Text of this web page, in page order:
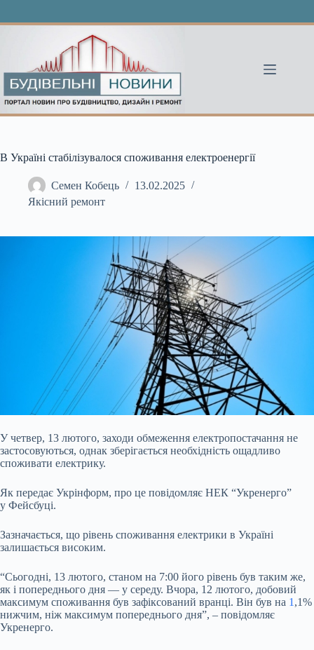
В Україні стабілізувалося споживання електроенергії
Семен Кобець
13.02.2025
Якісний ремонт
У четвер, 13 лютого, заходи обмеження електропостачання не
застосовуються, однак зберігається необхідність ощадливо
споживати електрику.
Як передає Укрінформ, про це повідомляє НЕК “Укренерго”
у Фейсбуці.
Зазначається, що рівень споживання електрики в Україні
залишається високим.
“Сьогодні, 13 лютого, станом на 7:00 його рівень був таким же,
як і попереднього дня — у середу. Вчора, 12 лютого, добовий
максимум споживання був зафіксований вранці. Він був на 1 ,1%
нижчим, ніж максимум попереднього дня”, – повідомляє
Укренерго.